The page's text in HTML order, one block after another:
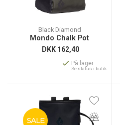
Black Diamond
Mondo Chalk Pot
DKK 162,40
På lager
Se status i butik
SALE